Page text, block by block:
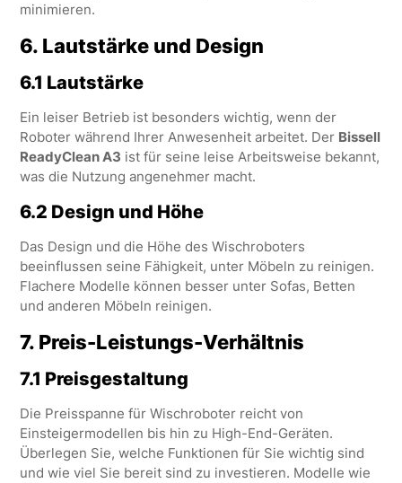
minimieren.
6. Lautstärke und Design
6.1 Lautstärke
Ein leiser Betrieb ist besonders wichtig, wenn der
Roboter während Ihrer Anwesenheit arbeitet. Der Bissell
ReadyClean A3 ist für seine leise Arbeitsweise bekannt,
was die Nutzung angenehmer macht.
6.2 Design und Höhe
Das Design und die Höhe des Wischroboters
beeinflussen seine Fähigkeit, unter Möbeln zu reinigen.
Flachere Modelle können besser unter Sofas, Betten
und anderen Möbeln reinigen.
7. Preis-Leistungs-Verhältnis
7.1 Preisgestaltung
Die Preisspanne für Wischroboter reicht von
Einsteigermodellen bis hin zu High-End-Geräten.
Überlegen Sie, welche Funktionen für Sie wichtig sind
und wie viel Sie bereit sind zu investieren. Modelle wie